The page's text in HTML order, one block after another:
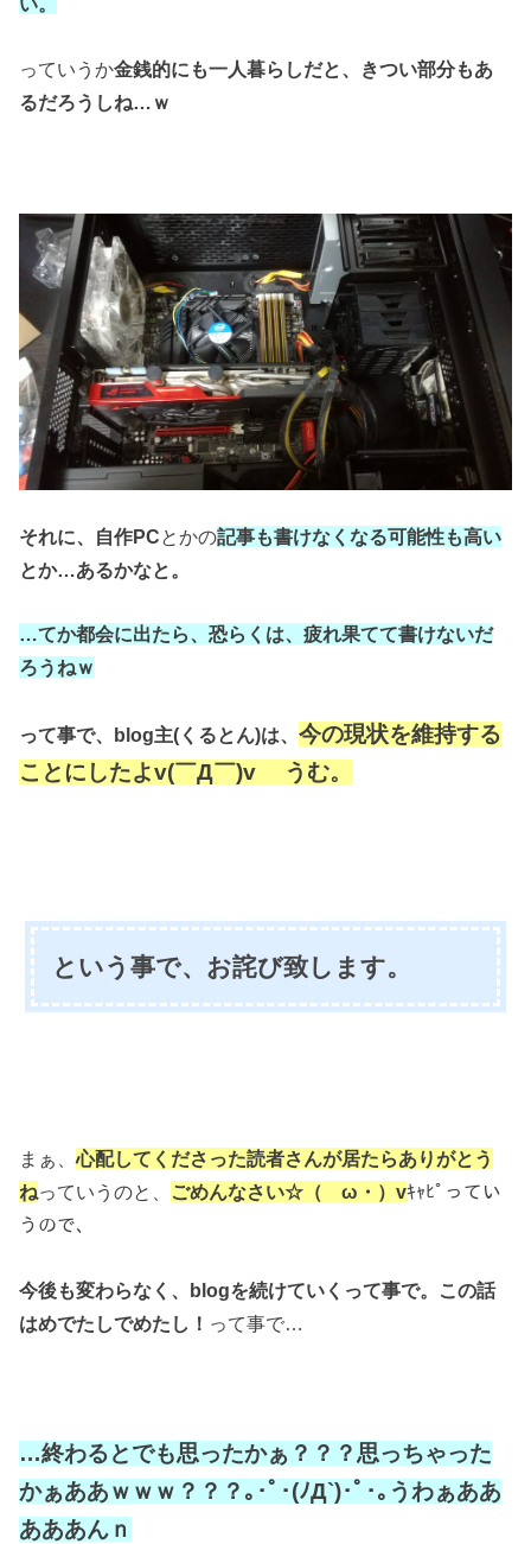
っていうか金銭的にも一人暮らしだと、
きつい部分もあ
るだろうしね…ｗ
それに、自作PCとかの記事も書けなくなる可能性も高い
とか…あるかなと。
…てか都会に出たら、恐らくは、疲れ果てて書けないだ
ろうねｗ
って事で、blog主(くるとん)は、今の現状を維持する
ことにしたよv(￣Д￣)v うむ。
という事で、お詫び致します。
まぁ、心配してくださった読者さんが居たらありがとう
ねっていうのと、 ごめんなさい☆（ゝω・）vｷｬﾋﾟってい
うので、
今後も変わらなく、blogを続けていくって事で。 この話
はめでたしでめたし！ って事で…
…終わるとでも思ったかぁ？？？思っちゃった
かぁああｗｗｗ？？？ ｡･ﾟ･(ﾉД`)･ﾟ･｡うわぁああ
あああんｎ